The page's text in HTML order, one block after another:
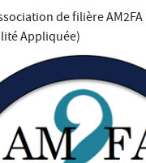
de filière
Appliquée)